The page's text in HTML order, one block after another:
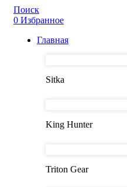
Поиск
0 Избранное
Главная
Sitka
King Hunter
Triton Gear